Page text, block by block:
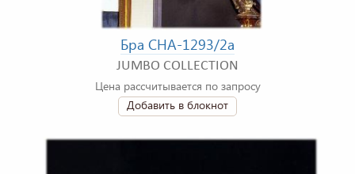
Бра CHA-1293/2a
JUMBO COLLECTION
Цена рассчитывается по запросу
Добавить в блокнот